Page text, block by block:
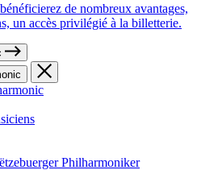
de nombreux avantages,
un accès privilégié à la billetterie.
Philharmoniker